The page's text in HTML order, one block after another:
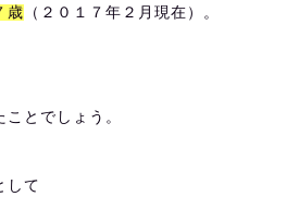
歳 （２０１７年２月現在）。
とでしょう。
して